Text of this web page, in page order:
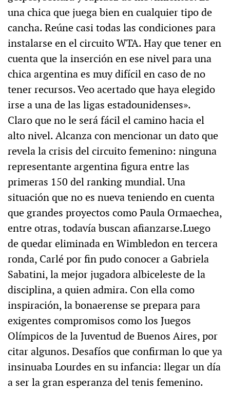
una chica que juega bien en cualquier tipo de
cancha. Reúne casi todas las condiciones para
instalarse en el circuito WTA. Hay que tener en
cuenta que la inserción en ese nivel para una
chica argentina es muy difícil en caso de no
tener recursos. Veo acertado que haya elegido
irse a una de las ligas estadounidenses».
Claro que no le será fácil el camino hacia el
alto nivel. Alcanza con mencionar un dato que
revela la crisis del circuito femenino: ninguna
representante argentina figura entre las
primeras 150 del ranking mundial. Una
situación que no es nueva teniendo en cuenta
que grandes proyectos como Paula Ormaechea,
entre otras, todavía buscan afianzarse.Luego
de quedar eliminada en Wimbledon en tercera
ronda, Carlé por fin pudo conocer a Gabriela
Sabatini, la mejor jugadora albiceleste de la
disciplina, a quien admira. Con ella como
inspiración, la bonaerense se prepara para
exigentes compromisos como los Juegos
Olímpicos de la Juventud de Buenos Aires, por
citar algunos. Desafíos que confirman lo que ya
insinuaba Lourdes en su infancia: llegar un día
a ser la gran esperanza del tenis femenino.